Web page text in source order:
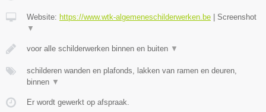
Website: https://www.wtk-algemeneschilderwerken.be | Screenshot
▼
voor alle schilderwerken binnen en buiten ▼
schilderen wanden en plafonds, lakken van ramen en deuren,
binnen ▼
Er wordt gewerkt op afspraak.